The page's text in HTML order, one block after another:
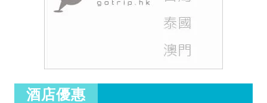
酒店優惠